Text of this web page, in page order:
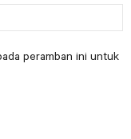
peramban ini untuk